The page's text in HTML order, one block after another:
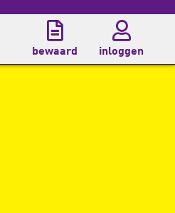
bewaard inloggen